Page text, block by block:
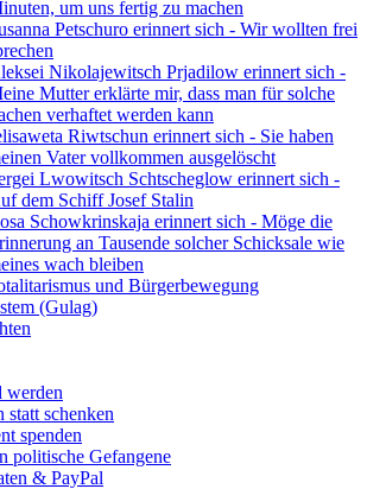
um uns fertig zu machen
Petschuro erinnert sich - Wir wollten frei
Nikolajewitsch Prjadilow erinnert sich -
Mutter erklärte mir, dass man für solche
verhaftet werden kann
Riwtschun erinnert sich - Sie haben
Vater vollkommen ausgelöscht
Lwowitsch Schtscheglow erinnert sich -
dem Schiff Josef Stalin
Schowkrinskaja erinnert sich - Möge die
an Tausende solcher Schicksale wie
wach bleiben
und Bürgerbewegung
(Gulag)
werden
statt schenken
spenden
politische Gefangene
& PayPal